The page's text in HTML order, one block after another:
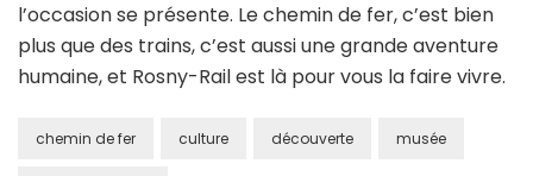
l’occasion se présente. Le chemin de fer, c’est bien
plus que des trains, c’est aussi une grande aventure
humaine, et Rosny-Rail est là pour vous la faire vivre.
chemin de fer culture découverte musée